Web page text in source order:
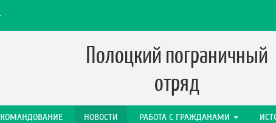
Полоцкий пограничный
отряд
КОМАНДОВАНИЕ НОВОСТИ РАБОТА C ГРАЖДАНАМИ